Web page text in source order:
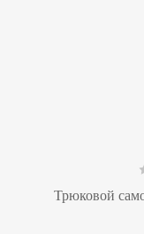
Трюковой